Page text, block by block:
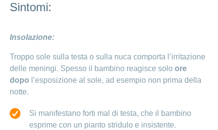
Sintomi:
Insolazione:
Troppo sole sulla testa o sulla nuca comporta l’irritazione
delle meningi. Spesso il bambino reagisce solo ore
dopo l’esposizione al sole, ad esempio non prima della
notte.
Si manifestano forti mal di testa, che il bambino
esprime con un pianto stridulo e insistente.